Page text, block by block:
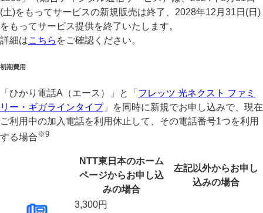
(土)をもってサービスの新規販売は終了、2028年12月31日(日)
をもってサービス提供を終了いたします。
詳細はこちら をご確認ください。
初期費用
「ひかり電話A（エース）」と「 フレッツ 光ネクスト ファミ
リー・ギガラインタイプ」を同時に新規でお申し込みで、現在
ご利用中の加入電話を利用休止して、その電話番号1つを利用
する場合 ※9
NTT東日本のホーム
ページからお申し込
みの場合
左記以外からお申し
込みの場合
3,300円